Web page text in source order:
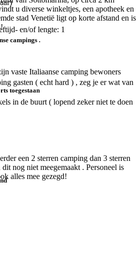
u diverse winkeltjes, een apotheek en
stad Venetië ligt op korte afstand en is
en/of lengte: 1
toegestaan
campings .
vaste Italiaanse camping bewoners
gasten ( echt hard ) , zeg je er wat van
in de buurt ( lopend zeker niet te doen
een 2 sterren camping dan 3 sterren
nog niet meegemaakt . Personeel is
alles mee gezegd!